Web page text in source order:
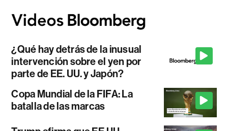
¿Qué hay detrás de la inusual
intervención sobre el yen por
parte de EE. UU. y Japón?
Copa Mundial de la FIFA: La
batalla de las marcas